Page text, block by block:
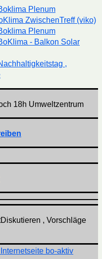
Plenum
ZwischenTreff (viko)
Plenum
- Balkon Solar
,
18h Umweltzentrum
, Vorschläge